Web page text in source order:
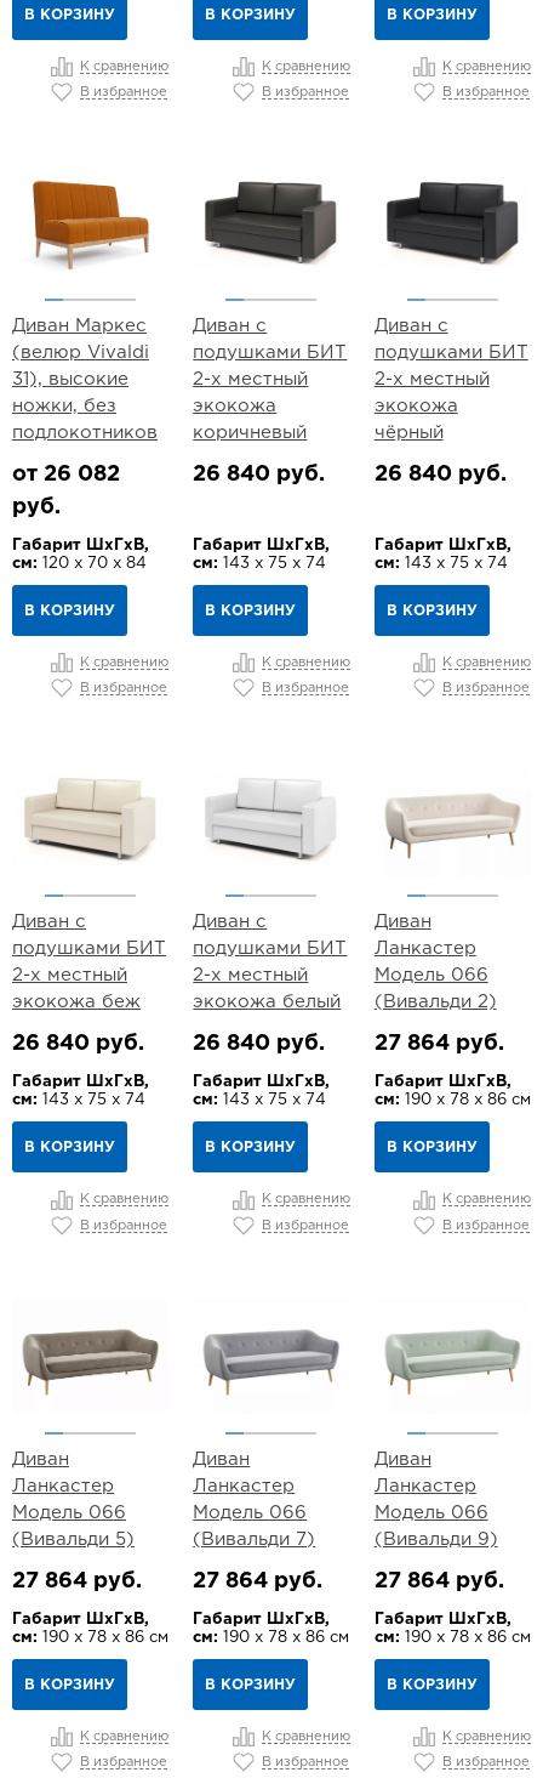
В КОРЗИНУ
К сравнению
В избранное
В КОРЗИНУ
К сравнению
В избранное
В КОРЗИНУ
К сравнению
В избранное
Диван Маркес
(велюр Vivaldi
31), высокие
ножки, без
подлокотников
от 26 082
руб.
Габарит ШхГхВ,
см: 120 х 70 х 84
В КОРЗИНУ
К сравнению
В избранное
Диван с
подушками БИТ
2-х местный
экокожа
коричневый
26 840 руб.
Габарит ШхГхВ,
см:
143 х 75 х 74
В КОРЗИНУ
К сравнению
В избранное
Диван с
подушками БИТ
2-х местный
экокожа
чёрный
26 840 руб.
Габарит ШхГхВ,
см: 143 х 75 х 74
В КОРЗИНУ
К сравнению
В избранное
Диван с
подушками БИТ
2-х местный
экокожа беж
26 840 руб.
Габарит ШхГхВ,
см: 143 х 75 х 74
В КОРЗИНУ
К сравнению
В избранное
Диван с
подушками БИТ
2-х местный
экокожа белый
26 840 руб.
Габарит ШхГхВ,
см:
143 х 75 х 74
В КОРЗИНУ
К сравнению
В избранное
Диван
Ланкастер
Модель 066
(Вивальди 2)
27 864 руб.
Габарит ШхГхВ,
см: 190 х 78 х 86 см
В КОРЗИНУ
К сравнению
В избранное
Диван
Ланкастер
Модель 066
(Вивальди 5)
27 864 руб.
Габарит ШхГхВ,
см: 190 х 78 х 86 см
В КОРЗИНУ
К сравнению
В избранное
Диван
Ланкастер
Модель 066
(Вивальди 7)
27 864 руб.
Габарит ШхГхВ,
см:
190 х 78 х 86 см
В КОРЗИНУ
К сравнению
В избранное
Диван
Ланкастер
Модель 066
(Вивальди 9)
27 864 руб.
Габарит ШхГхВ,
см: 190 х 78 х 86 см
В КОРЗИНУ
К сравнению
В избранное